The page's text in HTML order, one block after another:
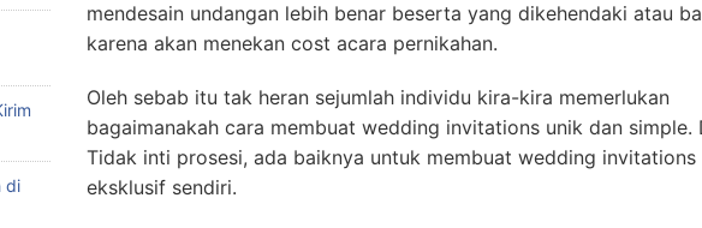
mendesain undangan lebih benar beserta yang dikehendaki atau
karena akan menekan cost acara pernikahan.
Oleh sebab itu tak heran sejumlah individu kira-kira memerlukan
bagaimanakah cara membuat wedding invitations unik dan simple.
Tidak inti prosesi, ada baiknya untuk membuat wedding invitations
eksklusif sendiri.
di